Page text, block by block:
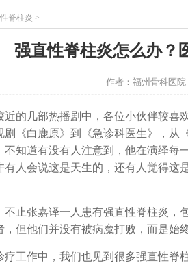
脊柱炎 >
强直性脊柱炎怎么办？
作者：福州骨科医
几部热播剧中，各位小伙伴较喜
剧《白鹿原》到《急诊科医生》，从
不知道有没有人注意到，他在演绎每
有人会说这是天生的，还有人觉得这
张嘉译一人患有强直性脊柱炎，
，但他们并没有被病魔打败，而是始
作中，我们也见到很多强直性脊